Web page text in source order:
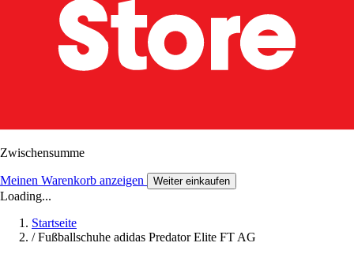
Zwischensumme
Meinen Warenkorb anzeigen Weiter einkaufen
Loading...
Startseite
/ Fußballschuhe adidas Predator Elite FT AG